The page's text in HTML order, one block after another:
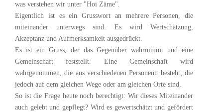
was verstehen wir unter "Hoi Zäme".
Eigentlich ist es ein Grusswort an mehrere Personen, die
miteinander unterwegs sind. Es wird Wertschätzung,
Akzeptanz und Aufmerksamkeit ausgedrückt.
Es ist ein Gruss, der das Gegenüber wahrnimmt und eine
Gemeinschaft feststellt. Eine Gemeinschaft wird
wahrgenommen, die aus verschiedenen Personenn besteht; die
jedoch auf dem gleichen Wege oder am gleichen Orte sind.
So ist die Frage heute noch berechtigt: Wir dieses Miteinander
auch gelebt und gepflegt? Wird es gewertschätzt und gefördert